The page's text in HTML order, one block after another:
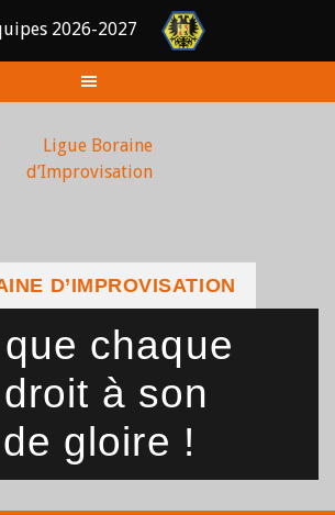
2026-2027
D’IMPROVISATION
chaque
à son
gloire !